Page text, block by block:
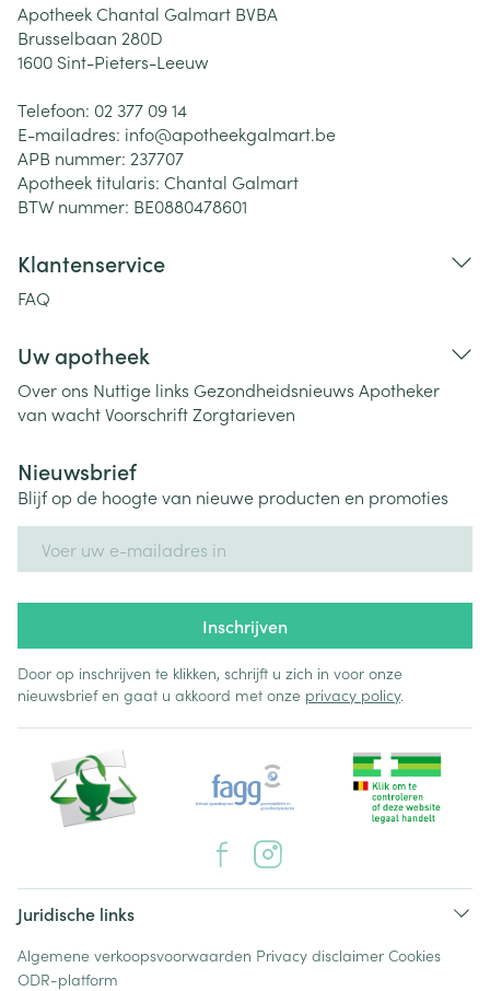
Apotheek Chantal Galmart BVBA
Brusselbaan 280D
1600 Sint-Pieters-Leeuw
Telefoon: 02 377 09 14
E-mailadres: info@apotheekgalmart.be
APB nummer: 237707
Apotheek titularis: Chantal Galmart
BTW nummer: BE0880478601
Klantenservice
FAQ
Uw apotheek
Over ons Nuttige links Gezondheidsnieuws Apotheker
van wachtVoorschriftZorgtarieven
Nieuwsbrief
Blijf op de hoogte van nieuwe producten en promoties
Inschrijven
Door op inschrijven te klikken, schrijft u zich in voor onze
nieuwsbrief en gaat u akkoord met onze privacy policy.
Juridische links
Algemene verkoopsvoorwaarden Privacy disclaimer Cookies
ODR-platform